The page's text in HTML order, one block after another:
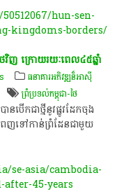
hun-sen-
kingdoms-borders/
ៃ​វិញ​ ក្រោយ​រយៈពេល​៤៥​ឆ្នាំ​
ធនាគារអភិវឌ្ឍន៏អាស៊ី
ព្រំប្រទល់កម្ពុជា-ថៃ
ន​បើក​ជា​ថ្មី​នូវ​ផ្លូវដែក​ចុង​
េញ​ទៅ​កាន់​ព្រំដែន​ជាមួយ​
se-asia/cambodia-
45-years